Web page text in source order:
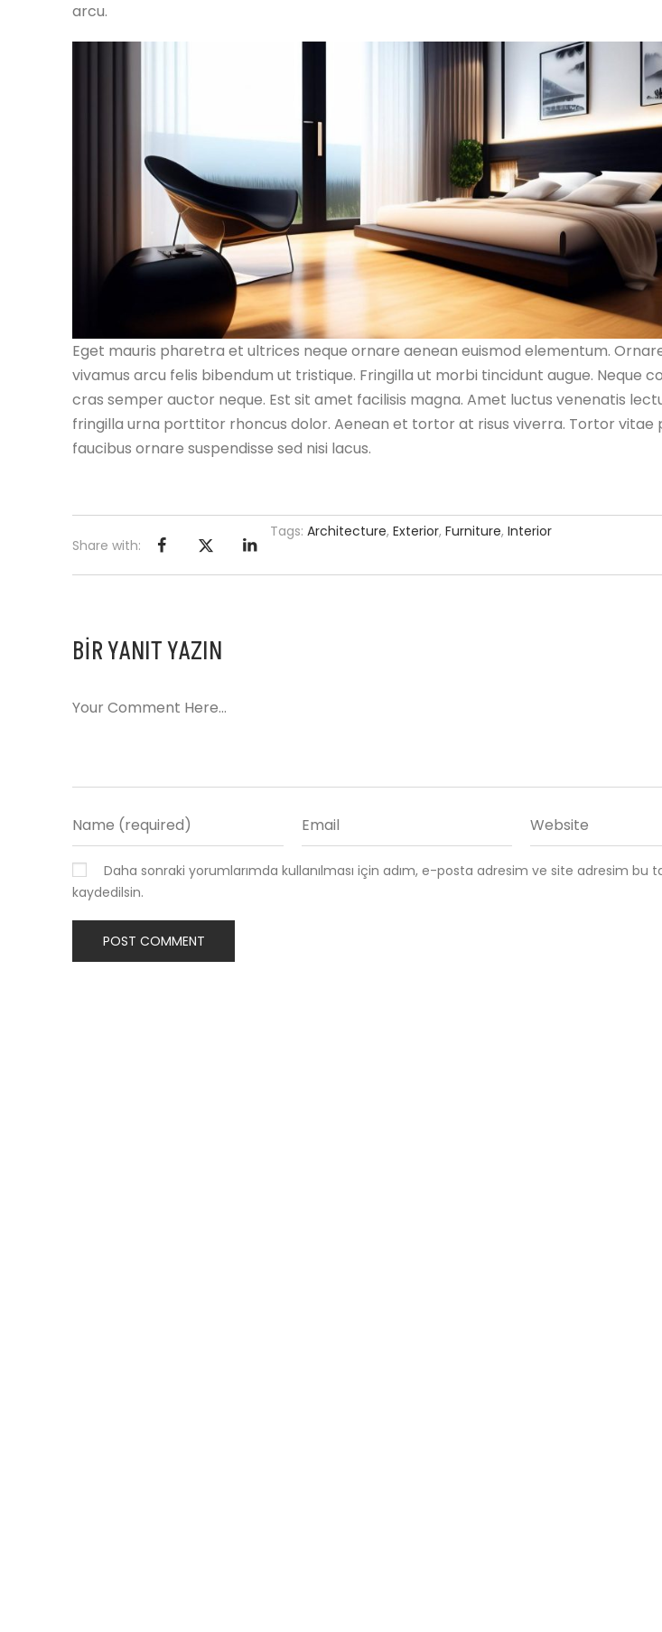
arcu.
Eget mauris pharetra et ultrices neque ornare aenean euismod elementum.
vivamus arcu felis bibendum ut tristique. Fringilla ut morbi tincidunt augue. Neque
cras semper auctor neque. Est sit amet facilisis magna. Amet luctus venenatis
fringilla urna porttitor rhoncus dolor. Aenean et tortor at risus viverra. Tortor vitae
faucibus ornare suspendisse sed nisi lacus.
Share with:
Tags: Architecture, Exterior, Furniture, Interior
BIR YANIT YAZIN
Daha sonraki yorumlarımda kullanılması için adım, e-posta adresim ve site adresim bu
kaydedilsin.